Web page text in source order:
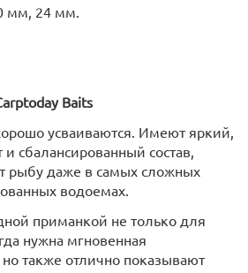
мм, 24 мм.
Baits
усваиваются. Имеют яркий,
сбалансированный состав,
рыбу даже в самых сложных
водоемах.
приманкой не только для
нужна мгновенная
но также отлично показывают